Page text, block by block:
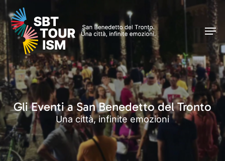
Skip
to
main
content
Gli Eventi a San Benedetto del Tronto
Una città, infinite emozioni